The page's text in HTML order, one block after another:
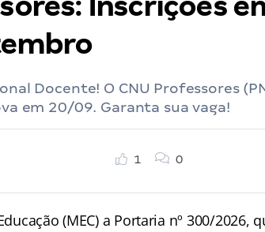
Docente! O CNU Professores
em 20/09. Garanta sua vaga!
1 0
(MEC) a Portaria nº 300/2026,